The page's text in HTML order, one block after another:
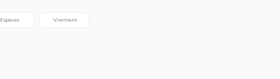
Espèces Virement